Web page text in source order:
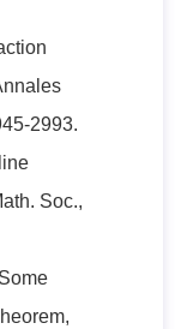
2993.
Soc.,